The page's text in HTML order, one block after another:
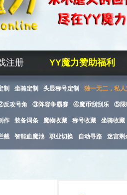
注册 YY魔力赞助福利
制 坐骑定制 头显称号定制 独一无二，私人
反攻号角 ③阵容争霸赛 ④魔币刮刮乐 ⑤限
作 装备词条 魔物收藏 称号收藏 坐骑收藏
截 智能血魔池 职业切换 自动寻路 迷宫剩